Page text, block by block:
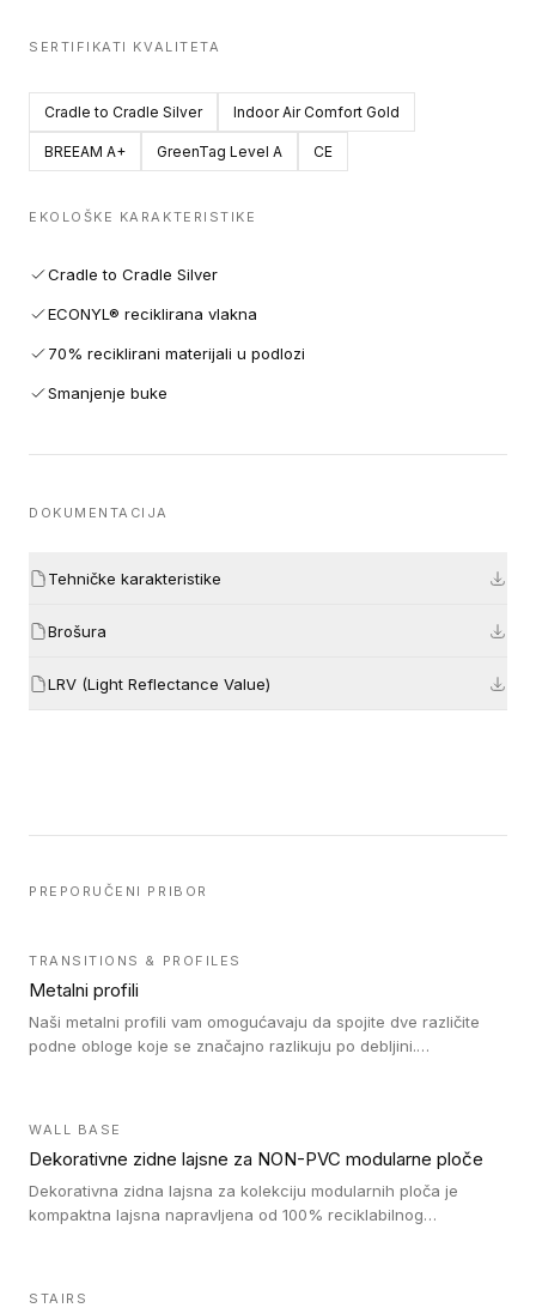
SERTIFIKATI KVALITETA
Cradle to Cradle Silver Indoor Air Comfort Gold
BREEAM A+ GreenTag Level A CE
EKOLOŠKE KARAKTERISTIKE
Cradle to Cradle Silver
ECONYL® reciklirana vlakna
70% reciklirani materijali u podlozi
Smanjenje buke
DOKUMENTACIJA
Tehničke karakteristike
Brošura
LRV (Light Reflectance Value)
PREPORUČENI PRIBOR
TRANSITIONS & PROFILES
Metalni profili
Naši metalni profili vam omogućavaju da spojite dve različite
podne obloge koje se značajno razlikuju po debljini.
WALL BASE
Dekorativne zidne lajsne za NON-PVC modularne ploče
Dekorativna zidna lajsna za kolekciju modularnih ploča je
kompaktna lajsna napravljena od 100% reciklabilnog
STAIRS